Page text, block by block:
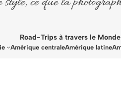
Road-Trips à travers le Monde
Amérique centraleAmérique latine